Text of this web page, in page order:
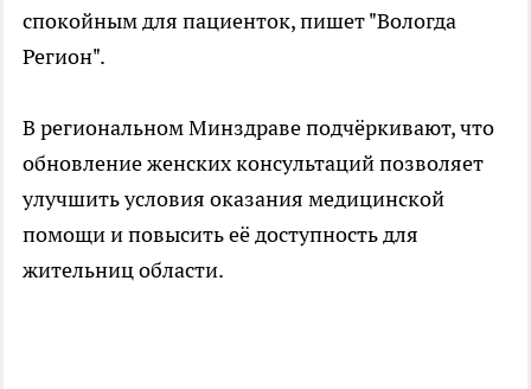
спокойным для пациенток, пишет "Вологда
Регион".
В региональном Минздраве подчёркивают, что
обновление женских консультаций позволяет
улучшить условия оказания медицинской
помощи и повысить её доступность для
жительниц области.